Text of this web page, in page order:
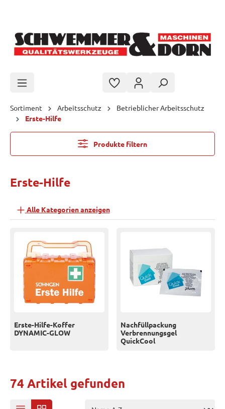
Sortiment Arbeitsschutz
Betrieblicher Arbeitsschutz
Erste-Hilfe
Produkte filtern
Erste-Hilfe
Alle Kategorien anzeigen
Erste-Hilfe-Koffer
DYNAMIC-GLOW
Nachfüllpackung
Verbrennungsgel
QuickCool
74 Artikel gefunden